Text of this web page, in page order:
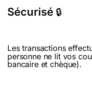
Sécurisé 🔒
Les transactions
personne ne lit vos
bancaire et chèque).